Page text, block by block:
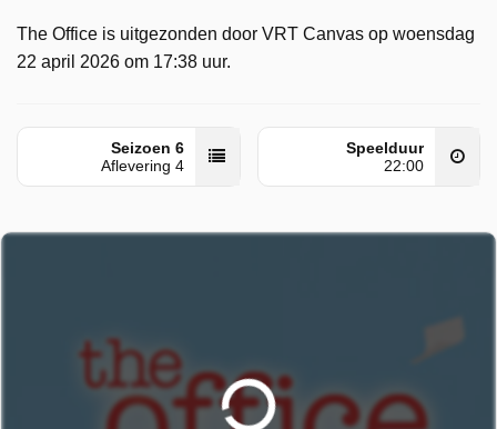
The Office is uitgezonden door VRT Canvas op woensdag
22 april 2026 om 17:38 uur.
Seizoen 6
Aflevering 4
Speelduur
22:00